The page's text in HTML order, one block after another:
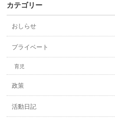
カテゴリー
おしらせ
プライベート
育児
政策
活動日記